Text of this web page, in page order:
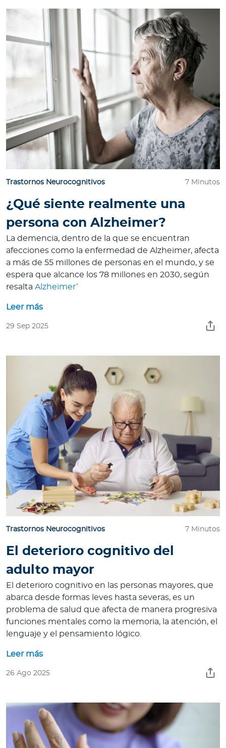
Trastornos Neurocognitivos 7 Minutos
¿Qué siente realmente una
persona con Alzheimer?
La demencia, dentro de la que se encuentran
afecciones como la enfermedad de Alzheimer, afecta
a más de 55 millones de personas en el mundo, y se
espera que alcance los 78 millones en 2030, según
resalta Alzheimer’
Leer más
29 Sep 2025
Trastornos Neurocognitivos 7 Minutos
El deterioro cognitivo del
adulto mayor
El deterioro cognitivo en las personas mayores, que
abarca desde formas leves hasta severas, es un
problema de salud que afecta de manera progresiva
funciones mentales como la memoria, la atención, el
lenguaje y el pensamiento lógico.
Leer más
26 Ago 2025